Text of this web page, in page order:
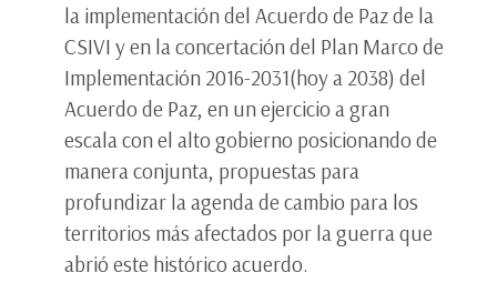
la implementación del Acuerdo de Paz de la
CSIVI y en la concertación del Plan Marco de
Implementación 2016-2031(hoy a 2038) del
Acuerdo de Paz, en un ejercicio a gran
escala con el alto gobierno posicionando de
manera conjunta, propuestas para
profundizar la agenda de cambio para los
territorios más afectados por la guerra que
abrió este histórico acuerdo.